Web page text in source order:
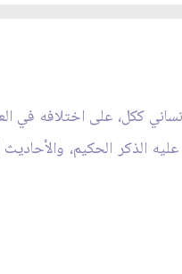
ككل، على اختلافه في
الذكر الحكيم،